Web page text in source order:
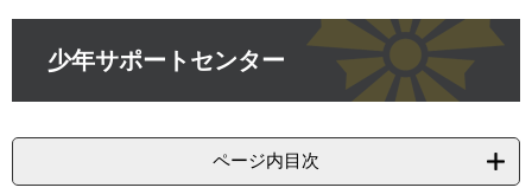
少年サポートセンター
ページ内目次